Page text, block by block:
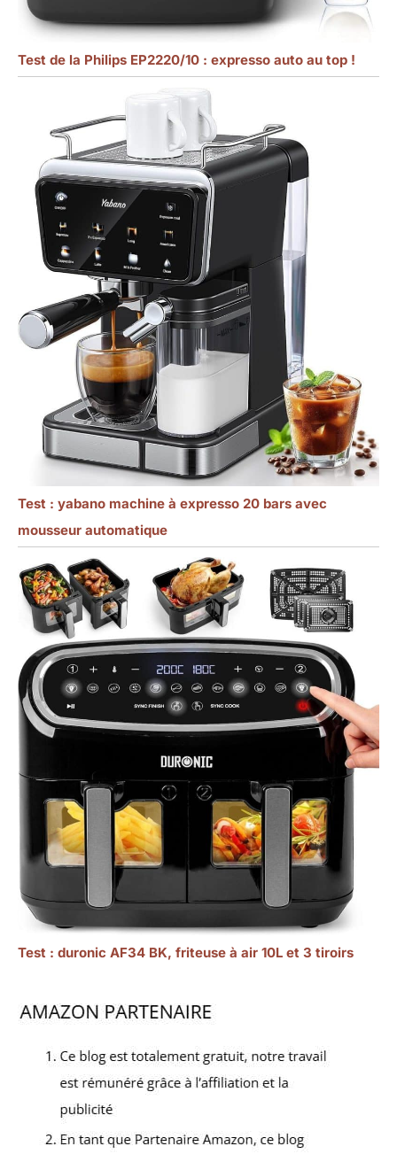
Test de la Philips EP2220/10 : expresso auto au top !
Test : yabano machine à expresso 20 bars avec
mousseur automatique
Test : duronic AF34 BK, friteuse à air 10L et 3 tiroirs